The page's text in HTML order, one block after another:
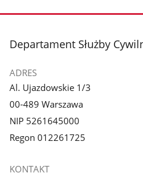
stopka
Departament Służby
ADRES
Al. Ujazdowskie 1/3
00-489 Warszawa
NIP 5261645000
Regon 012261725
KONTAKT